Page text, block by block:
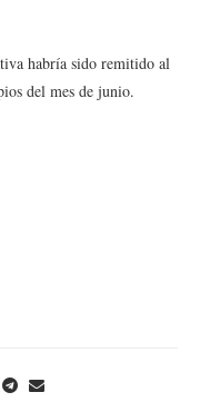
habría sido remitido al
del mes de junio.